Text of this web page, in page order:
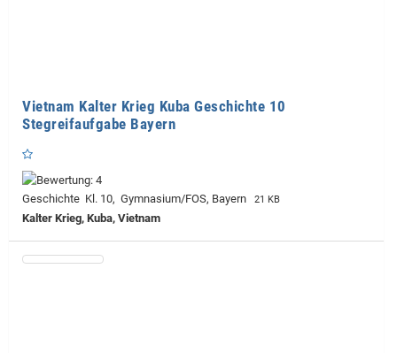
Vietnam Kalter Krieg Kuba Geschichte 10
Stegreifaufgabe Bayern
Geschichte Kl. 10, Gymnasium/FOS, Bayern 21 KB
Kalter Krieg, Kuba, Vietnam